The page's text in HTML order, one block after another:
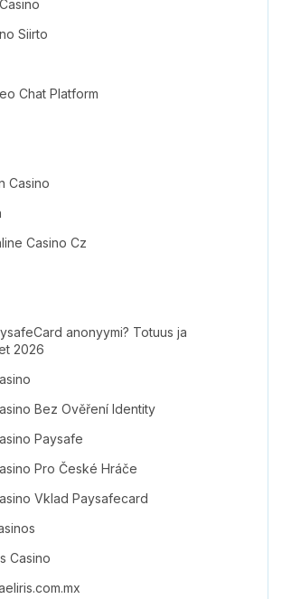
Siirto
Chat Platform
Casino
Casino Cz
anonyymi? Totuus ja
2026
Bez Ověření Identity
Paysafe
Pro České Hráče
Vklad Paysafecard
Casino